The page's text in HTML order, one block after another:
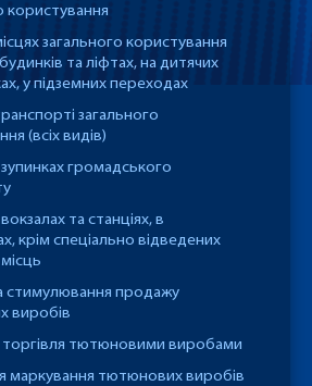
користування
загального користування
та ліфтах, на дитячих
у підземних переходах
загального
(всіх видів)
зупинках громадського
та станціях, в
крім спеціально відведених
стимулювання продажу
виробів
торгівля тютюновими виробами
маркування тютюнових виробів